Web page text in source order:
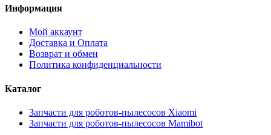
Информация
Мой аккаунт
Доставка и Оплата
Возврат и обмен
Политика конфиденциальности
Каталог
Запчасти для роботов-пылесосов Xiaomi
Запчасти для роботов-пылесосов Mamibot